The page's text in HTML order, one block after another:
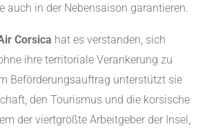
auch in der Nebensaison garantieren.
Corsica hat es verstanden, sich
ihre territoriale Verankerung zu
Beförderungsauftrag unterstützt sie
den Tourismus und die korsische
der viertgrößte Arbeitgeber der Insel,